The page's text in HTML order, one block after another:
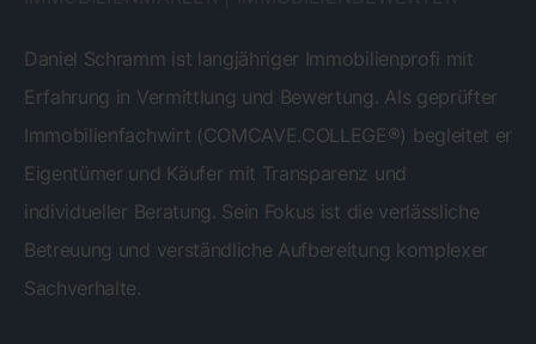
Daniel Schramm ist langjähriger Immobilienprofi mit
Erfahrung in Vermittlung und Bewertung. Als geprüfter
Immobilienfachwirt (COMCAVE.COLLEGE®) begleitet er
Eigentümer und Käufer mit Transparenz und
individueller Beratung. Sein Fokus ist die verlässliche
Betreuung und verständliche Aufbereitung komplexer
Sachverhalte.